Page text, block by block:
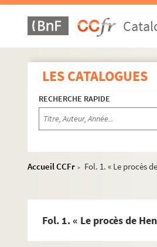
LES CATALOGUES
RECHERCHE RAPIDE
Accueil CCFr >
Fol. 1. « Le procès
Fol. 1. « Le procès de